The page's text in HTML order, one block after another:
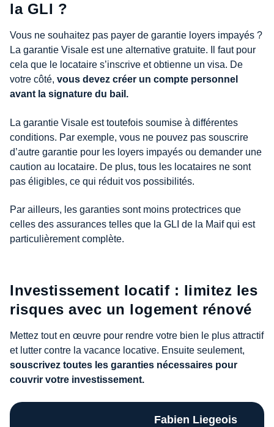
la GLI ?
Vous ne souhaitez pas payer de garantie loyers impayés ?
La garantie Visale est une alternative gratuite. Il faut pour
cela que le locataire s’inscrive et obtienne un visa. De
votre côté, vous devez créer un compte personnel
avant la signature du bail.
La garantie Visale est toutefois soumise à différentes
conditions. Par exemple, vous ne pouvez pas souscrire
d’autre garantie pour les loyers impayés ou demander une
caution au locataire. De plus, tous les locataires ne sont
pas éligibles, ce qui réduit vos possibilités.
Par ailleurs, les garanties sont moins protectrices que
celles des assurances telles que la GLI de la Maif qui est
particulièrement complète.
Investissement locatif : limitez les
risques avec un logement rénové
Mettez tout en œuvre pour rendre votre bien le plus attractif
et lutter contre la vacance locative. Ensuite seulement,
souscrivez toutes les garanties nécessaires pour
couvrir votre investissement.
Fabien Liegeois